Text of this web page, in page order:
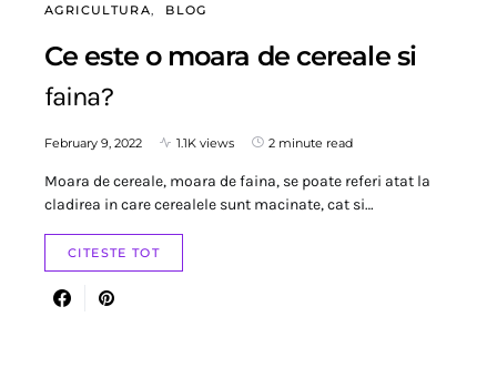
AGRICULTURA BLOG
Ce este o moara de cereale si
faina?
February 9, 2022 1.1K views 2 minute read
Moara de cereale, moara de faina, se poate referi atat la
cladirea in care cerealele sunt macinate, cat si…
CITESTE TOT